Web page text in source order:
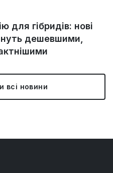
для гібридів: нові
дешевшими,
всі новини